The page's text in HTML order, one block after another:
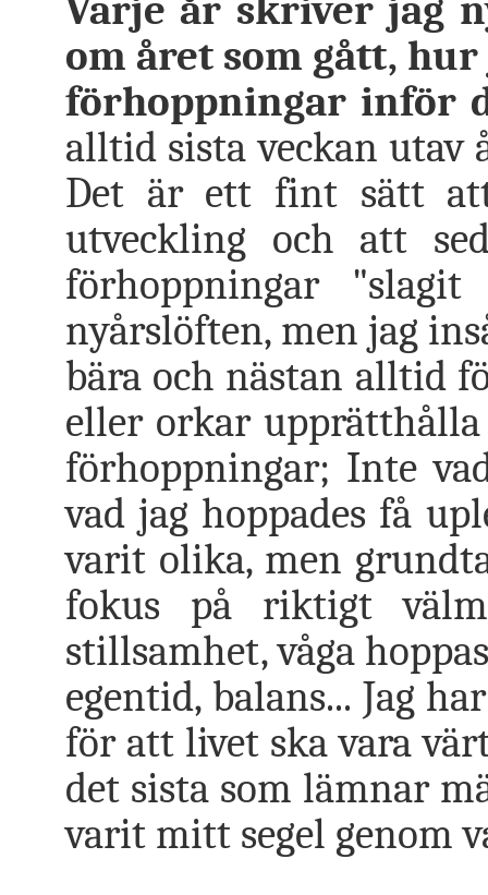
Varje år skriver jag
om året som gått,
förhoppningar inför
alltid sista veckan utav
Det är ett fint sätt
utveckling och att
förhoppningar
nyårslöften, men jag
bära och nästan alltid
eller orkar
förhoppningar; Inte
vad jag hoppades få
varit olika, men
fokus på riktigt
stillsamhet, våga
egentid, balans... Jag
för att livet ska vara
det sista som lämnar
varit mitt segel genom